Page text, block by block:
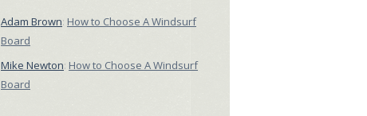
Adam Brown: How to Choose A Windsurf
Board
Mike Newton: How to Choose A Windsurf
Board